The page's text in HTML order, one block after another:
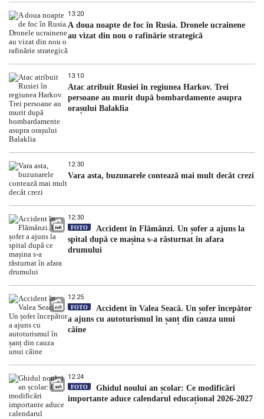
13:20
A doua noapte de foc în Rusia. Dronele ucrainene
au vizat din nou o rafinărie strategică
13:10
Atac atribuit Rusiei în regiunea Harkov. Trei
persoane au murit după bombardamente asupra
orașului Balaklia
12:30
Vara asta, buzunarele contează mai mult decât crezi
12:30
FOTO
Accident în Flămânzi. Un șofer a ajuns la
spital după ce mașina s-a răsturnat în afara
drumului
12:25
FOTO
Accident în Valea Seacă. Un șofer începător
a ajuns cu autoturismul în șanț din cauza unui
câine
12:24
FOTO
Ghidul noului an școlar: Ce modificări
importante aduce calendarul educațional 2026-2027